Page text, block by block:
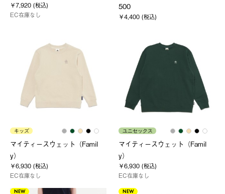
￥7,920 (税込)
EC在庫なし
500
￥4,400 (税込)
キッズ
マイティースウェット（Famil
y）
￥6,930 (税込)
EC在庫なし
ユニセックス
マイティースウェット（Famil
y）
￥6,930 (税込)
EC在庫なし
NEW NEW